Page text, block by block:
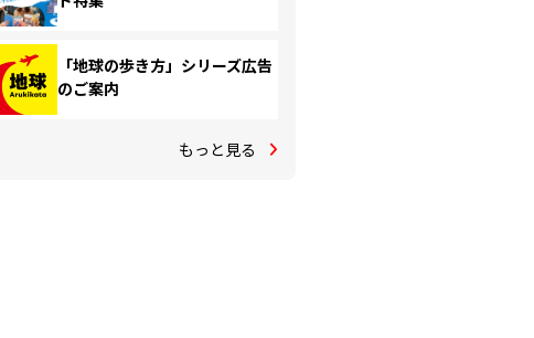
「地球の歩き方」シリーズ広告
のご案内
もっと見る